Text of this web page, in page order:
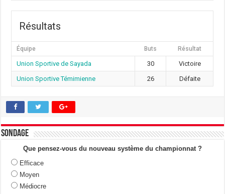
Résultats
Équipe Buts Résultat
Union Sportive de Sayada 30
Victoire
Union Sportive Témimienne
26 Défaite
Sondage
Que pensez-vous du nouveau système du championnat ?
Efficace
Moyen
Médiocre